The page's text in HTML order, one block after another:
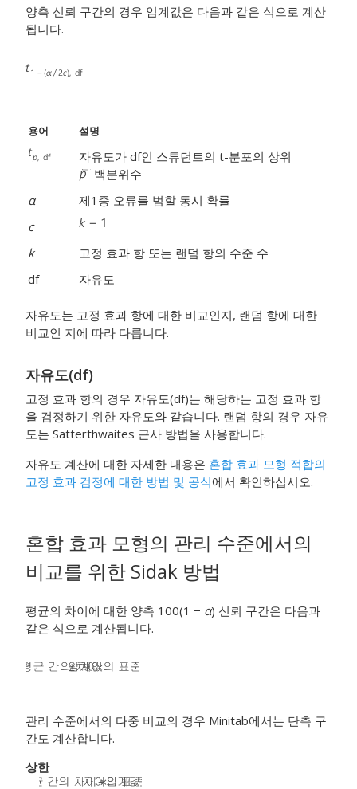
양측 신뢰 구간의 경우 임계값은 다음과 같은 식으로 계산
됩니다.
용어 설명
자유도가 df인 스튜던트의 t-분포의 상위
백분위수
α
제1종 오류를 범할 동시 확률
c
k
고정 효과 항 또는 랜덤 항의 수준 수
df
자유도
자유도는 고정 효과 항에 대한 비교인지, 랜덤 항에 대한
비교인 지에 따라 다릅니다.
자유도(df)
고정 효과 항의 경우 자유도(df)는 해당하는 고정 효과 항
을 검정하기 위한 자유도와 같습니다. 랜덤 항의 경우 자유
도는 Satterthwaites 근사 방법을 사용합니다.
자유도 계산에 대한 자세한 내용은 혼합 효과 모형 적합의
고정 효과 검정에 대한 방법 및 공식에서 확인하십시오.
혼합 효과 모형의 관리 수준에서의
비교를 위한 Sidak 방법
평균의 차이에 대한 양측 100(1 − α) 신뢰 구간은 다음과
같은 식으로 계산됩니다.
관리 수준에서의 다중 비교의 경우 Minitab에서는 단측 구
간도 계산합니다.
상한